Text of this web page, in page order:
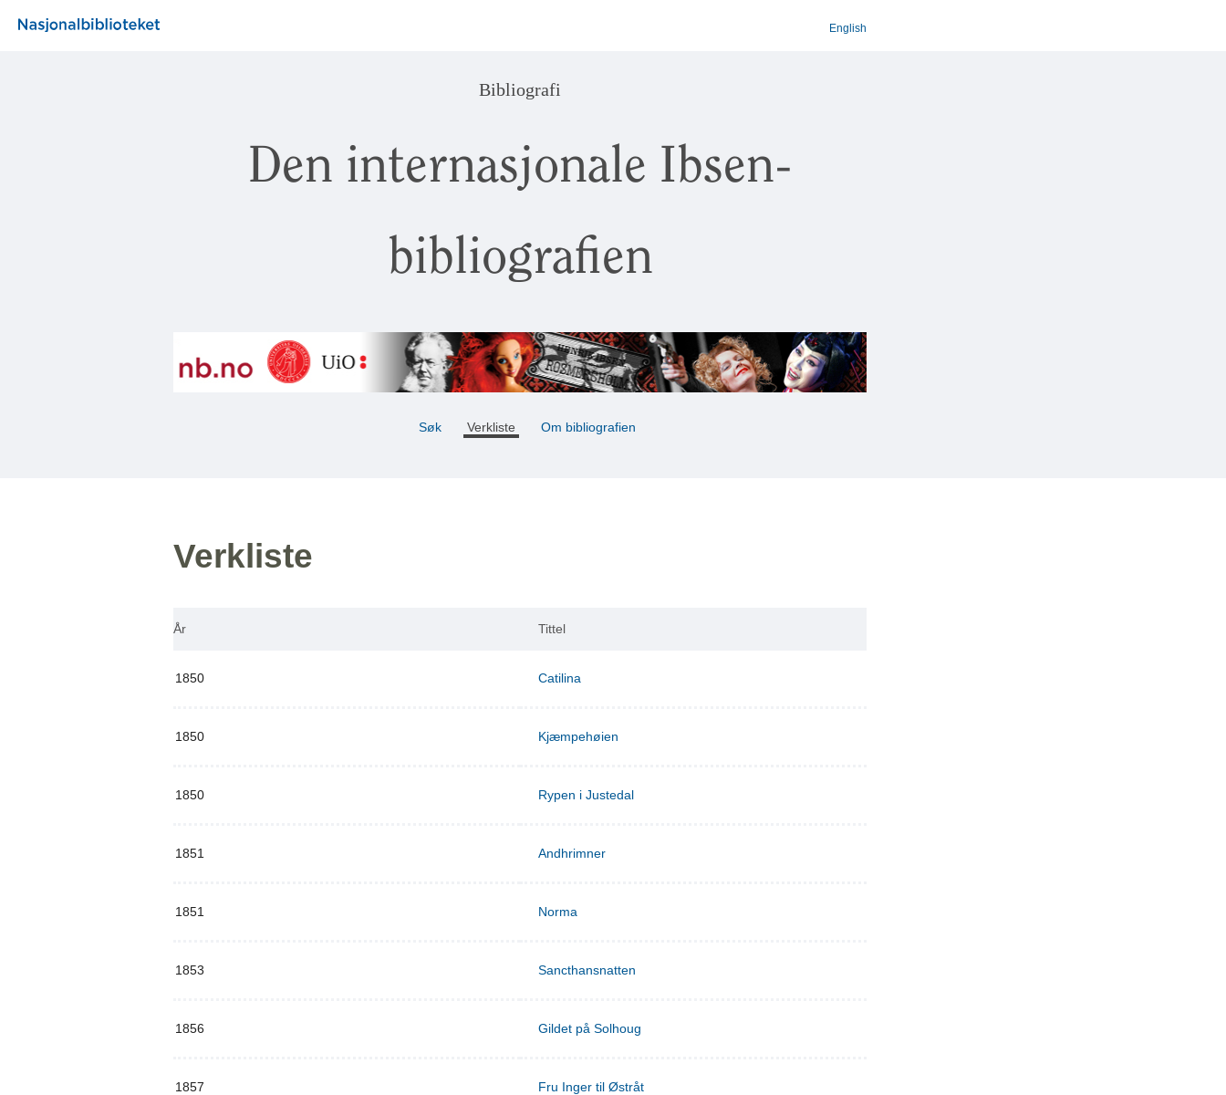
English
Bibliografi
Den internasjonale Ibsen-
bibliografien
Søk Verkliste Om bibliografien
Verkliste
År Tittel
1850 Catilina
1850 Kjæmpehøien
1850 Rypen i Justedal
1851 Andhrimner
1851 Norma
1853 Sancthansnatten
1856 Gildet på Solhoug
1857 Fru Inger til Østråt